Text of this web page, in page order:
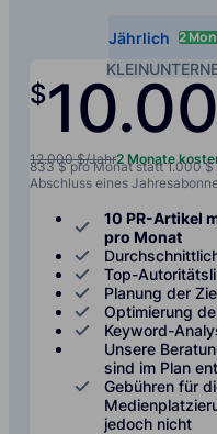
Jährlich 2
$
12.000 $/Jahr2 Monate
833 $ pro Monat statt 1.000 $
Abschluss eines
10 PR-Artikel
pro Monat
Top-
Planung der
Optimierung
Keyword-
Unsere
sind im Plan
Gebühren für
jedoch nicht